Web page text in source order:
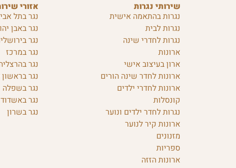
שירותי נגרות
נגרות בהתאמה אישית
נגרות לבית
נגרות לחדרי שינה
ארונות
ארון בעיצוב אישי
ארונות לחדר שינה הורים
ארונות לחדרי ילדים
קונסלות
נגרות לחדר ילדים ונוער
ארונות קיר לנוער
מזנונים
ספריות
ארונות הזזה
אזורי
נגר בתל
נגר באבן
נגר
נגר במרכז
נגר
נגר בראשון
נגר בשפלה
נגר באשדוד
נגר בשרון